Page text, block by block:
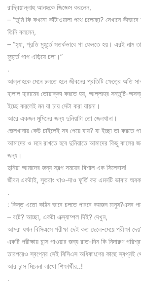
রাদ্বিয়াল্লাহু আনহুকে জিজ্ঞেস করলেন,
– “তুমি কি কখনো কাঁটাওয়ালা পথে চলেছো? সেখানে
তিনি বললেন,
– “হ্যা, প্রতি মুহূর্তে সতর্কভাবে পা ফেলতে হয়। এরই নাম
মুহুর্তে পাপ এড়িয়ে চলা।”
.
আল্লাহকে মেনে চলতে হলে জীবনের প্রতিটি ক্ষেত্রে অতি
হালাল হারামের তোয়াক্কা করতে হয়, আল্লাহর সন্তুষ্টি-
ইচ্ছে করলেই মন যা চায় সেটা করা যায়না।
আরে একজন মুমিনের জন্য দুনিয়াটা তো জেলখানা।
জেলখানায় কেউ চাইলেই সব পেয়ে যায়? যা ইচ্ছা তা করতে
আমাদের ও মনে রাখতে হবে দুনিয়াতে আমাদের কিছু কালের
জন্য।
দুনিয়া আমাদের জন্য স্বল্প সময়ের বিশাল এক সিলেবাস!
জীবন একটাই, সুতরাং খাও-দাও ফূর্তি কর এমনটি ভাবার
.
: কিন্ত এতো কঠিন ভাবে চলতে পারবে কয়জন মানুষ?এসব
– বটে? আচ্ছা, একটা এক্স্যাম্পল দিই? দেখুন,
আমরা যখন বিসিএসে পরীক্ষা দেই কত ছেলে-মেয়ে পরীক্ষা
একটি পরীক্ষায় চান্স পাওয়ার জন্য রাত-দিন কি নিদারুণ
তারপরেও স্বপ্নের সেই বিসিএস অধিকাংশের কাছে স্বপ্নই
আর চান্স মিলেনা লাখো শিক্ষার্থীর..!
.